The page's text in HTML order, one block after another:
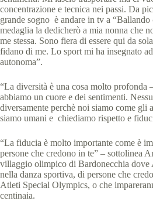
concentrazione e tecnica nei passi. Da
grande sogno è andare in tv a “Ballando
medaglia la dedicherò a mia nonna che
me stessa. Sono fiera di essere qui da
fidano di me. Lo sport mi ha insegnato
autonoma”.
“La diversità è una cosa molto profonda
abbiamo un cuore e dei sentimenti.
diversamente perchè noi siamo come
siamo umani e chiediamo rispetto e
“La fiducia è molto importante come è
persone che credono in te” – sottolinea
villaggio olimpico di Bardonecchia dove
nella danza sportiva, di persone che
Atleti Special Olympics, o che
centinaia.